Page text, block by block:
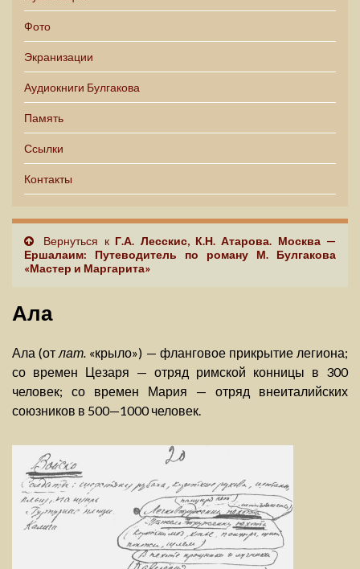
Фото
Экранизации
Аудиокниги Булгакова
Память
Ссылки
Контакты
Вернуться к Г.А. Лесскис, К.Н. Атарова. Москва —
Ершалаим: Путеводитель по роману М. Булгакова
«Мастер и Маргарита»
Ала
Ала (отлат. «крыло») — фланговое прикрытие легиона;
со времен Цезаря — отряд римской конницы в 300
человек; со времен Мария — отряд внеиталийских
союзников в 500—1000 человек.